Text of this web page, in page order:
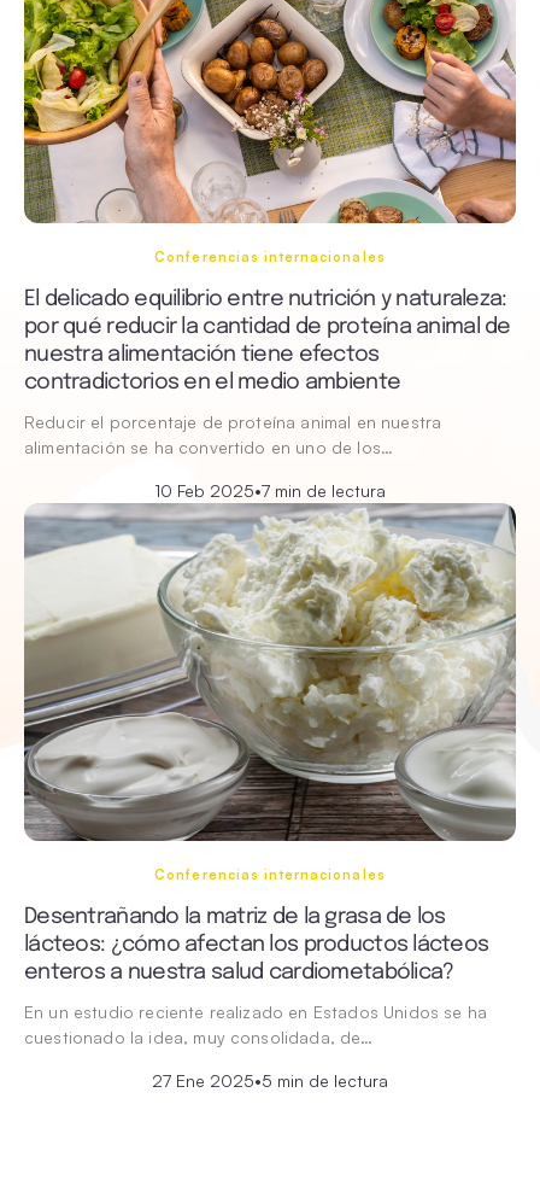
Conferencias internacionales
El delicado equilibrio entre nutrición y naturaleza:
por qué reducir la cantidad de proteína animal de
nuestra alimentación tiene efectos
contradictorios en el medio ambiente
Reducir el porcentaje de proteína animal en nuestra
alimentación se ha convertido en uno de los…
10 Feb 2025•7 min de lectura
Conferencias internacionales
Desentrañando la matriz de la grasa de los
lácteos: ¿cómo afectan los productos lácteos
enteros a nuestra salud cardiometabólica?
En un estudio reciente realizado en Estados Unidos se ha
cuestionado la idea, muy consolidada, de…
27 Ene 2025•5 min de lectura